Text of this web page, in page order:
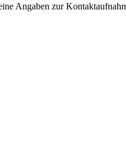
Angaben zur